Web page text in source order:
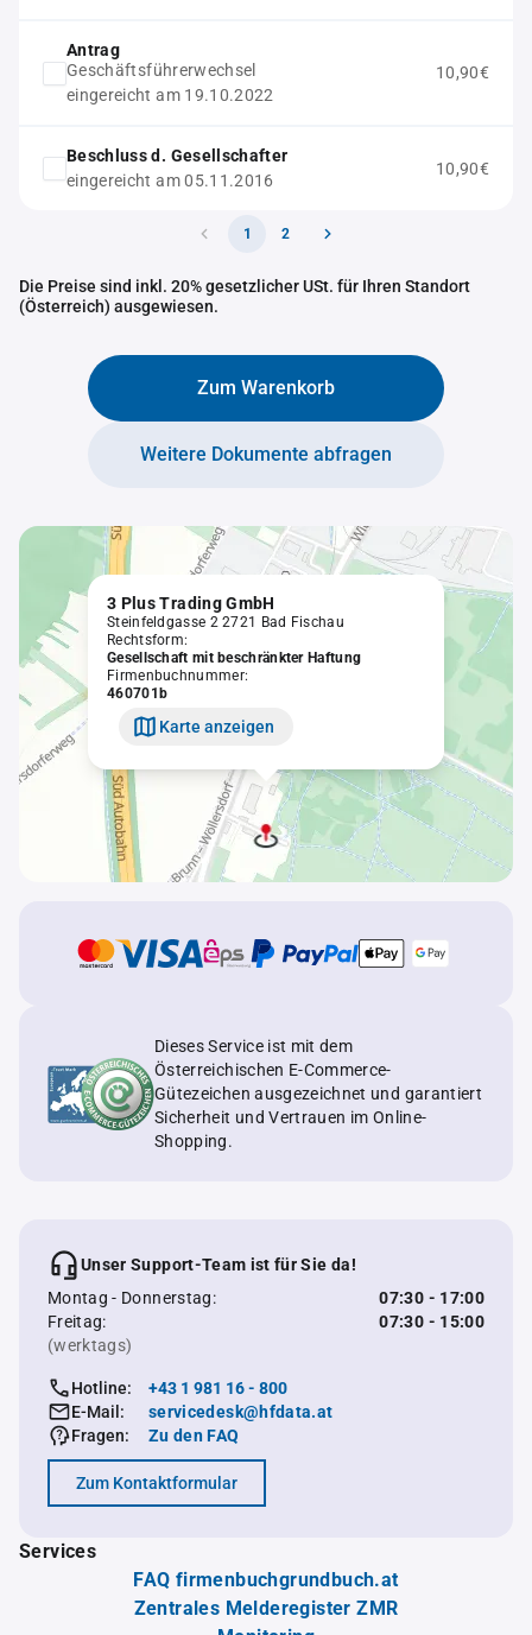
Antrag
Geschäftsführerwechsel
eingereicht am 19.10.2022
10,90€
Beschluss d. Gesellschafter
eingereicht am 05.11.2016
10,90€
1 2
Die Preise sind inkl. 20% gesetzlicher USt. für Ihren Standort
(Österreich) ausgewiesen.
Zum Warenkorb
Weitere Dokumente abfragen
3 Plus Trading GmbH
Steinfeldgasse 2 2721 Bad Fischau
Rechtsform:
Gesellschaft mit beschränkter Haftung
Firmenbuchnummer:
460701b
Karte anzeigen
Dieses Service ist mit dem
Österreichischen E-Commerce-
Gütezeichen ausgezeichnet und garantiert
Sicherheit und Vertrauen im Online-
Shopping.
Unser Support-Team ist für Sie da!
Montag - Donnerstag:
07:30 - 17:00
Freitag:
07:30 - 15:00
(werktags)
Hotline:
+43 1 981 16 - 800
E-Mail:
servicedesk@hfdata.at
Fragen:
Zu den FAQ
Zum Kontaktformular
Services
FAQ firmenbuchgrundbuch.at
Zentrales Melderegister ZMR